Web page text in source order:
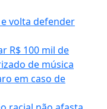
volta defender
R$ 100 mil de
de música
em caso de